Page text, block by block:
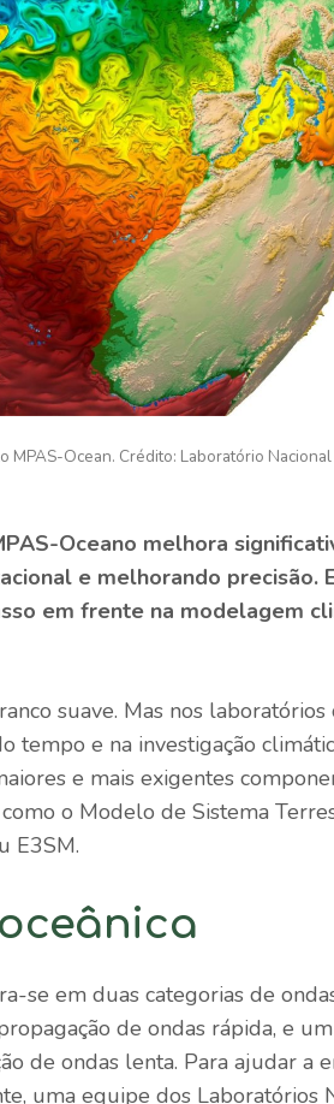
Ocean. Crédito: Laboratório
Oceano melhora
e melhorando precisão.
em frente na modelagem
suave. Mas nos laboratórios
e na investigação
e mais exigentes
o Modelo de Sistema
E3SM.
se em duas categorias de
de ondas rápida, e
de ondas lenta. Para ajudar a
uma equipe dos Laboratórios